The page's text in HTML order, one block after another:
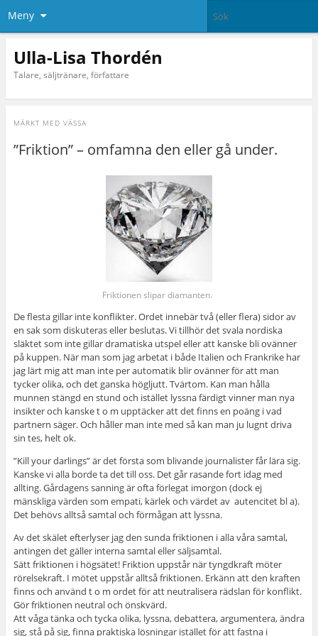
Meny
Ulla-Lisa Thordén
Talare, säljtränare, författare
MÄRKT MED VÄSSA
”Friktion” – omfamna den eller gå under.
Friktionen slipar diamanten.
De flesta gillar inte konflikter. Ordet innebär två (eller flera) sidor av
en sak som diskuteras eller beslutas. Vi tillhör det svala nordiska
släktet som inte gillar dramatiska utspel eller att kanske bli ovänner
på kuppen. När man som jag arbetat i både Italien och Frankrike har
jag lärt mig att man inte per automatik blir ovänner för att man
tycker olika, och det ganska högljutt. Tvärtom. Kan man hålla
munnen stängd en stund och istället lyssna färdigt vinner man nya
insikter och kanske t o m upptäcker att det finns en poäng i vad
partnern säger. Och håller man inte med så kan man ju lugnt driva
sin tes, helt ok.
”Kill your darlings” är det första som blivande journalister får lära sig.
Kanske vi alla borde ta det till oss. Det går rasande fort idag med
allting. Gårdagens sanning är ofta förlegat imorgon (dock ej
mänskliga värden som empati, kärlek och värdet av autencitet bl a).
Det behövs alltså samtal och förmågan att lyssna.
Av det skälet efterlyser jag den sunda friktionen i alla våra samtal,
antingen det gäller interna samtal eller säljsamtal.
Sätt friktionen i högsätet! Friktion uppstår när tyngdkraft möter
rörelsekraft. I mötet uppstår alltså friktionen. Erkänn att den kraften
finns och använd t o m ordet för att neutralisera rädslan för konflikt.
Gör friktionen neutral och önskvärd.
Att våga tänka och tycka olika, lyssna, debattera, argumentera, ändra
sig, stå på sig, finna praktiska lösningar istället för att fastna i